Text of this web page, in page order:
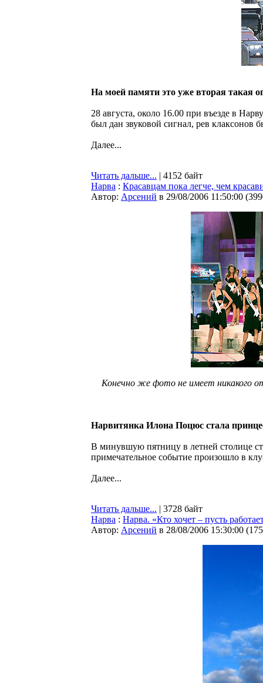
На моей памяти это уже вторая такая
28 августа, около 16.00 при въезде в
был дан звуковой сигнал, рев клаксонов
Далее...
Читать дальше... | 4152 байт
Нарва : Красавцам пока легче, чем
Автор: Арсений в 29/08/2006 11:50:00 (
Конечно же фото не имеет никакого
Нарвитянка Илонa Поцюс стала
В минувшую пятницу в летней столице
примечательное событие произошло в
Далее...
Читать дальше... | 3728 байт
Нарва : Нарва. «Кто хочет – пусть
Автор: Арсений в 28/08/2006 15:30:00 (